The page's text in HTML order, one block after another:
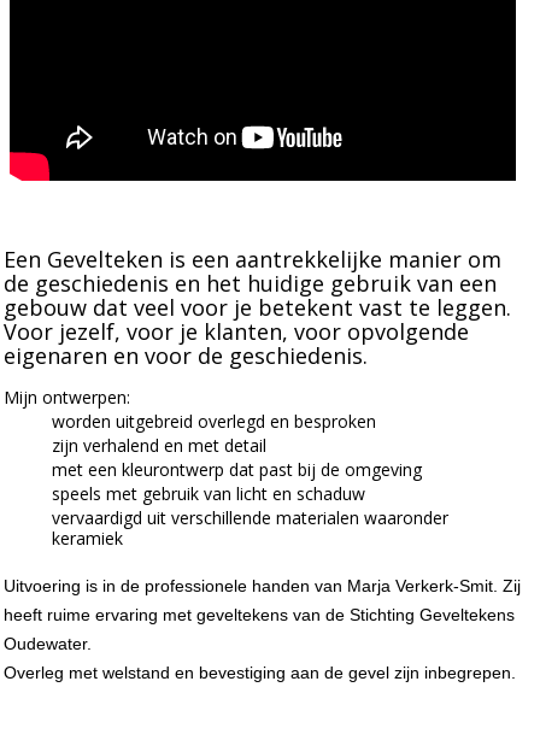
Een Gevelteken is een aantrekkelijke manier om
de geschiedenis en het huidige gebruik van een
gebouw dat veel voor je betekent vast te leggen.
Voor jezelf, voor je klanten, voor opvolgende
eigenaren en voor de geschiedenis.
Mijn ontwerpen:
worden uitgebreid overlegd en besproken
zijn verhalend en met detail
met een kleurontwerp dat past bij de omgeving
speels met gebruik van licht en schaduw
vervaardigd uit verschillende materialen waaronder
keramiek
Uitvoering is in de professionele handen van Marja Verkerk-Smit. Zij
heeft ruime ervaring met geveltekens van de Stichting Geveltekens
Oudewater.
Overleg met welstand en bevestiging aan de gevel zijn inbegrepen.